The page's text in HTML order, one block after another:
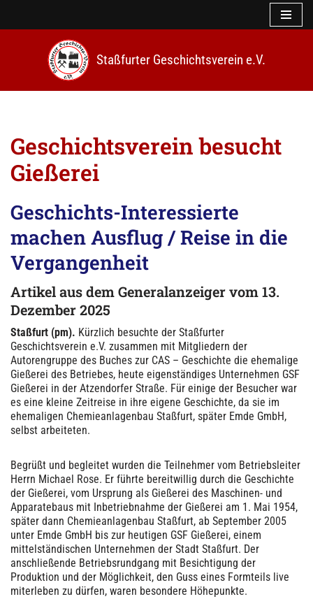
n
t
s
p
i
n
g
e
n
Staßfurter Geschichtsverein e.V.
Geschichtsverein besucht
Gießerei
Geschichts-Interessierte
machen Ausflug / Reise in die
Vergangenheit
Artikelaus dem Generalanzeigervom 13.
Dezember 2025
Staßfurt (pm). Kürzlich besuchte der Staßfurter
Geschichtsverein e.V. zusammen mit Mitgliedern der
Autorengruppe des Buches zur CAS – Geschichte die ehemalige
Gießerei des Betriebes, heute eigenständiges Unternehmen GSF
Gießerei in der Atzendorfer Straße. Für einige der Besucher war
es eine kleine Zeitreise in ihre eigene Geschichte, da sie im
ehemaligen Chemieanlagenbau Staßfurt, später Emde GmbH,
selbst arbeiteten.
Begrüßt und begleitet wurden die Teilnehmer vom Betriebsleiter
Herrn Michael Rose. Er führte bereitwillig durch die Geschichte
der Gießerei, vom Ursprung als Gießerei des Maschinen- und
Apparatebaus mit Inbetriebnahme der Gießerei am 1. Mai 1954,
später dann Chemieanlagenbau Staßfurt, ab September 2005
unter Emde GmbH bis zur heutigen GSF Gießerei, einem
mittelständischen Unternehmen der Stadt Staßfurt. Der
anschließende Betriebsrundgang mit Besichtigung der
Produktion und der Möglichkeit, den Guss eines Formteils live
miterleben zu dürfen, waren besondere Höhepunkte.